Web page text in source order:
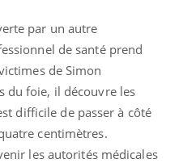
par un autre
de santé prend
de Simon
du foie, il découvre les
difficile de passer à côté
centimètres.
les autorités médicales